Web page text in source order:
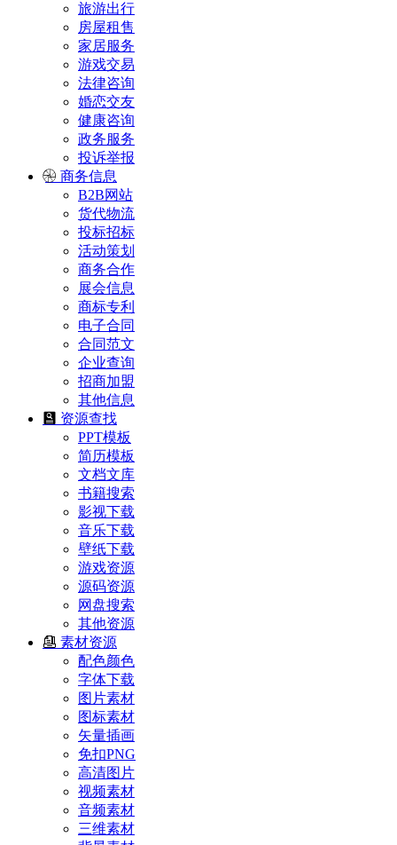
旅游出行
房屋租售
家居服务
游戏交易
法律咨询
婚恋交友
健康咨询
政务服务
投诉举报
商务信息
B2B网站
货代物流
投标招标
活动策划
商务合作
展会信息
商标专利
电子合同
合同范文
企业查询
招商加盟
其他信息
资源查找
PPT模板
简历模板
文档文库
书籍搜索
影视下载
音乐下载
壁纸下载
游戏资源
源码资源
网盘搜索
其他资源
素材资源
配色颜色
字体下载
图片素材
图标素材
矢量插画
免扣PNG
高清图片
视频素材
音频素材
三维素材